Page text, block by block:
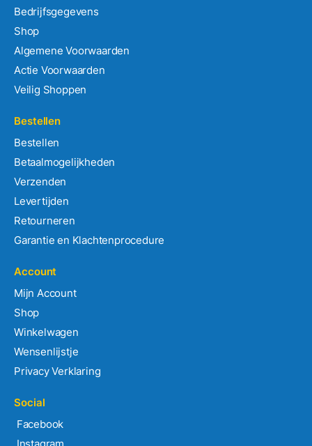
Bedrijfsgegevens
Shop
Algemene Voorwaarden
Actie Voorwaarden
Veilig Shoppen
Bestellen
Bestellen
Betaalmogelijkheden
Verzenden
Levertijden
Retourneren
Garantie en Klachtenprocedure
Account
Mijn Account
Shop
Winkelwagen
Wensenlijstje
Privacy Verklaring
Social
Facebook